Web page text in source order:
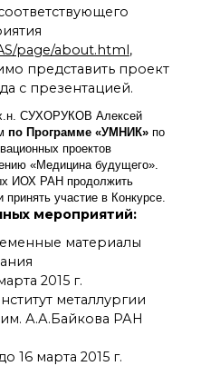
page/about.html,
представить проект
с презентацией.
СУХОРУКОВ Алексей
по Программе «УМНИК» по
проектов
«Медицина будущего».
ИОХ РАН продолжить
участие в Конкурсе.
мероприятий:
материалы
2015 г.
металлургии
А.А.Байкова РАН
16 марта 2015 г.